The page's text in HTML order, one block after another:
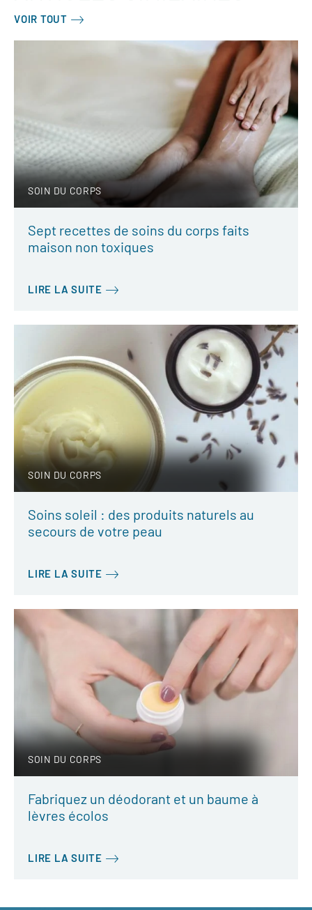
VOIR TOUT
SOIN DU CORPS
Sept recettes de soins du corps faits
maison non toxiques
LIRE LA SUITE
SOIN DU CORPS
Soins soleil : des produits naturels au
secours de votre peau
LIRE LA SUITE
SOIN DU CORPS
Fabriquez un déodorant et un baume à
lèvres écolos
LIRE LA SUITE